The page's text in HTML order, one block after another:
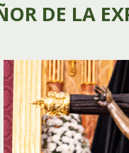
DE LA